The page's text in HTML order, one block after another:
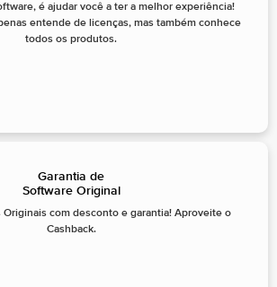
é ajudar você a ter a melhor experiência!
entende de licenças, mas também conhece
todos os produtos.
Garantia de
Software Original
Originais com desconto e garantia! Aproveite o
Cashback.